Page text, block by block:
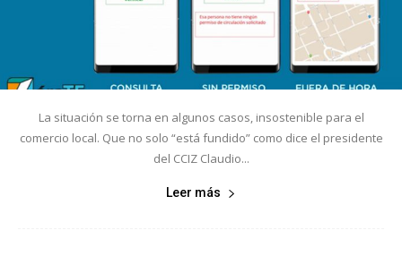
La situación se torna en algunos casos, insostenible para el
comercio local. Que no solo “está fundido” como dice el presidente
del CCIZ Claudio...
Leer más